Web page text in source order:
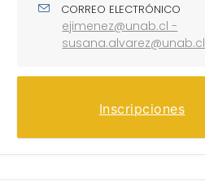
CORREO ELECTRÓNICO
ejimenez@unab.cl -
susana.alvarez@unab.cl
Inscripciones